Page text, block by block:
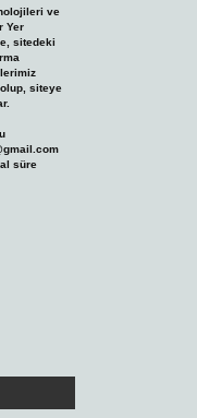
ve
Yer
sitedeki
siteye
süre